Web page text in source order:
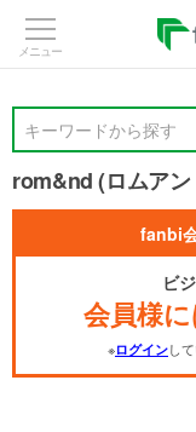
キーワードから探す
rom&nd (ロムア
fanbi
ビ
会員様
※ログインし